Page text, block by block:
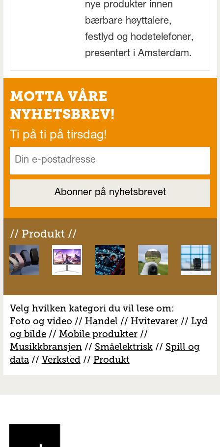
nye produkter innen
bærbare høyttalere,
festlyd og hodetelefoner,
presentert i Amsterdam.
MOTTA VÅRE
NYHETSBREV!
Ti på ti på tirsdag!
// Produkt //
Velg hvilken kategori du vil lese om:
Foto og video // Handel // Hvitevarer// Lyd
og bilde// Mobile produkter//
Musikkbransjen// Småelektrisk// Spill og
data// Verksted// Produkt